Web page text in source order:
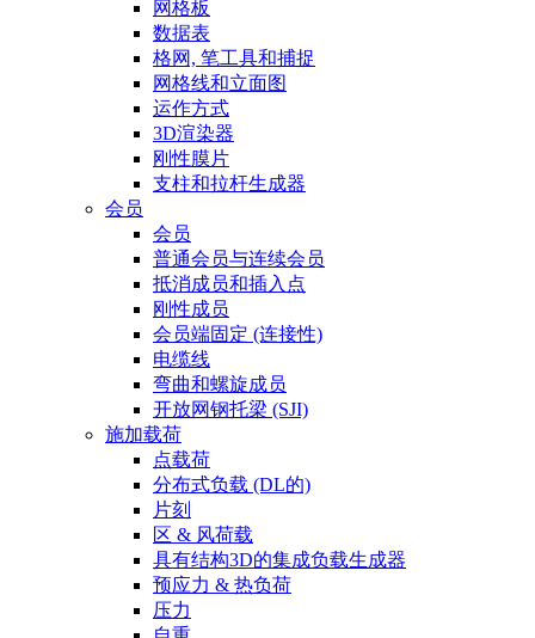
网格板
数据表
格网, 笔工具和捕捉
网格线和立面图
运作方式
3D渲染器
刚性膜片
支柱和拉杆生成器
会员
会员
普通会员与连续会员
抵消成员和插入点
刚性成员
会员端固定 (连接性)
电缆线
弯曲和螺旋成员
开放网钢托梁 (SJI)
施加载荷
点载荷
分布式负载 (DL的)
片刻
区 & 风荷载
具有结构3D的集成负载生成器
预应力 & 热负荷
压力